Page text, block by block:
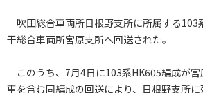
吹田総合車両所日根野支所に所属する103
干総合車両所宮原支所へ回送された。
このうち、7月4日に103系HK605編成が
車を含む同編成の回送により、日根野支所